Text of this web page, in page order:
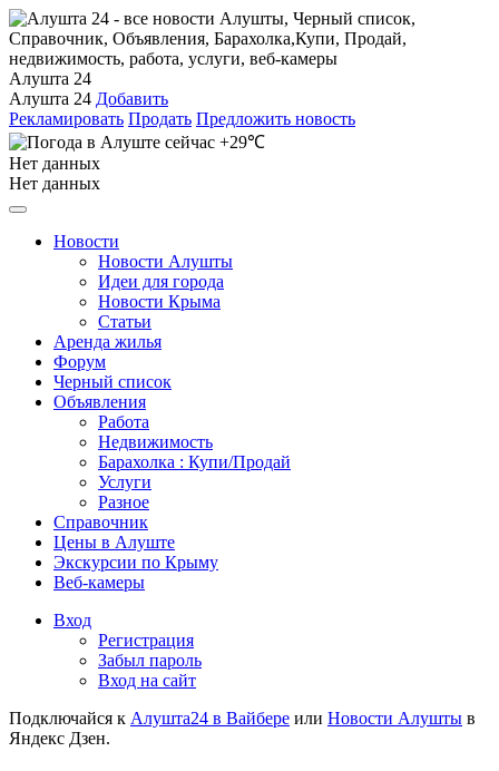
Алушта 24
Алушта 24 Добавить
Рекламировать Продать Предложить новость
+29℃
Нет данных
Нет данных
Новости
Новости Алушты
Идеи для города
Новости Крыма
Статьи
Аренда жилья
Форум
Черный список
Объявления
Работа
Недвижимость
Барахолка : Купи/Продай
Услуги
Разное
Справочник
Цены в Алуште
Экскурсии по Крыму
Веб-камеры
Вход
Регистрация
Забыл пароль
Вход на сайт
Подключайся к Алушта24 в Вайбере или Новости Алушты в
Яндекс Дзен.